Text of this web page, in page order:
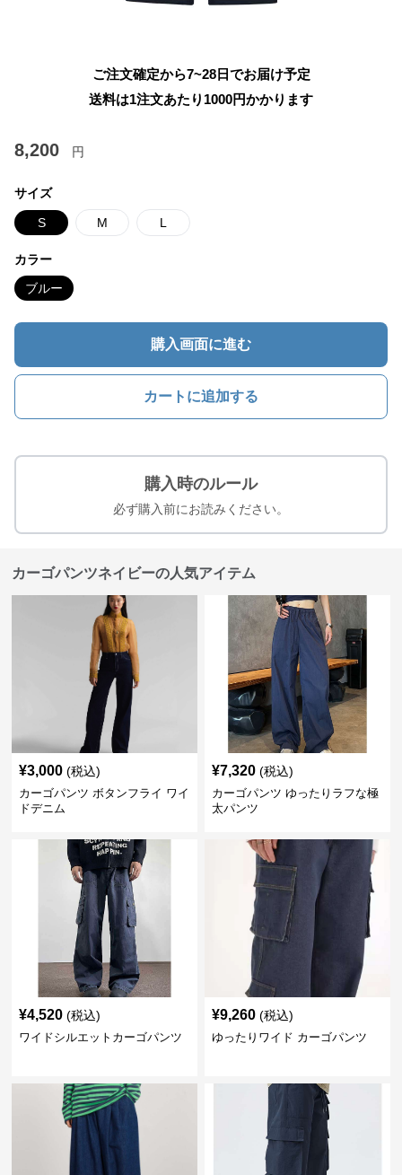
ご注文確定から7~28日でお届け予定
送料は1注文あたり 1000円かかります
8,200 円
サイズ
S M L
カラー
ブルー
購入画面に進む
カートに追加する
購入時のルール
必ず購入前にお読みください。
カーゴパンツネイビーの人気アイテム
¥3,000 (税込)
カーゴパンツ ボタンフライ ワイ
ドデニム
¥7,320 (税込)
カーゴパンツ ゆったりラフな極
太パンツ
¥4,520 (税込)
ワイドシルエットカーゴパンツ
¥9,260 (税込)
ゆったりワイド カーゴパンツ